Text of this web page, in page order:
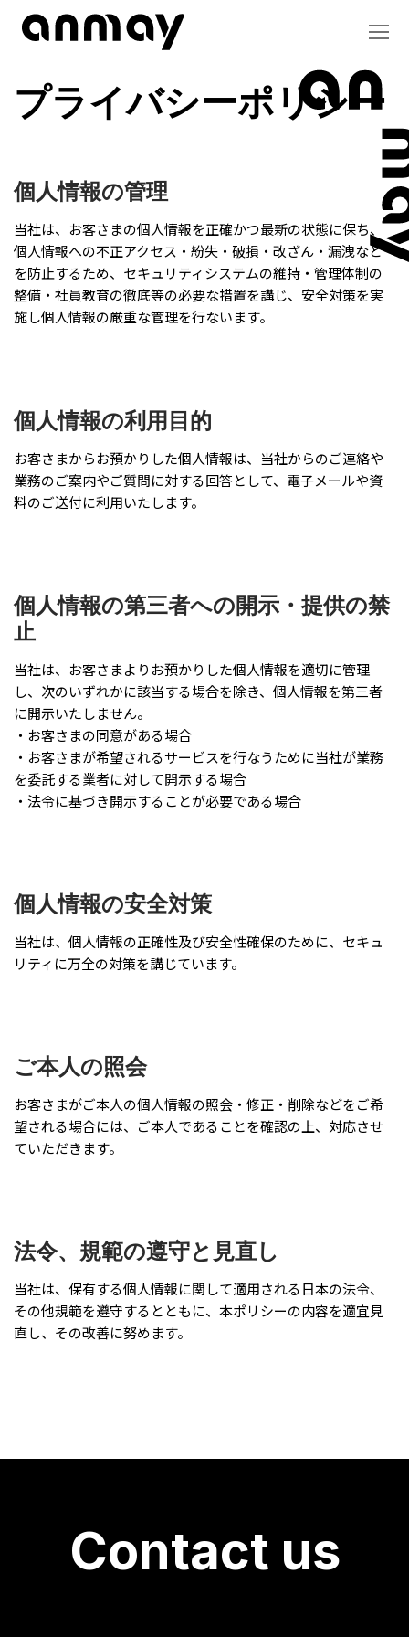
プライバシーポリシー
個人情報の管理
当社は、お客さまの個人情報を正確かつ最新の状態に保ち、
個人情報への不正アクセス・紛失・破損・改ざん・漏洩など
を防止するため、セキュリティシステムの維持・管理体制の
整備・社員教育の徹底等の必要な措置を講じ、安全対策を実
施し個人情報の厳重な管理を行ないます。
個人情報の利用目的
お客さまからお預かりした個人情報は、当社からのご連絡や
業務のご案内やご質問に対する回答として、電子メールや資
料のご送付に利用いたします。
個人情報の第三者への開示・提供の禁
止
当社は、お客さまよりお預かりした個人情報を適切に管理
し、次のいずれかに該当する場合を除き、個人情報を第三者
に開示いたしません。
・お客さまの同意がある場合
・お客さまが希望されるサービスを行なうために当社が業務
を委託する業者に対して開示する場合
・法令に基づき開示することが必要である場合
個人情報の安全対策
当社は、個人情報の正確性及び安全性確保のために、セキュ
リティに万全の対策を講じています。
ご本人の照会
お客さまがご本人の個人情報の照会・修正・削除などをご希
望される場合には、ご本人であることを確認の上、対応させ
ていただきます。
法令、規範の遵守と見直し
当社は、保有する個人情報に関して適用される日本の法令、
その他規範を遵守するとともに、本ポリシーの内容を適宜見
直し、その改善に努めます。
Contact us